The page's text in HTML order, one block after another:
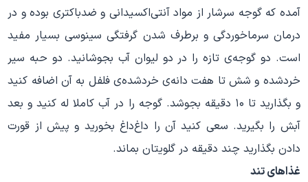
آمده که گوجه سرشار از مواد آنتی‌اکسیدانی و ضدباکتری بوده و در
درمان سرماخوردگی و برطرف شدن گرفتگی سینوسی بسیار مفید
است. دو گوجه‌ی تازه را در دو لیوان آب بجوشانید. دو حبه سیر
خرد‌شده و شش تا هفت دانه‌ی خرد‌شده‌ی فلفل به آن اضافه کنید
و بگذارید تا ۱۰ دقیقه بجوشد. گوجه را در آب کاملا له کنید و بعد
آبش را بگیرید. سعی کنید آن را داغ‌داغ بخورید و پیش از قورت
دادن بگذارید چند دقیقه در گلویتان بماند.
غذاهای تند